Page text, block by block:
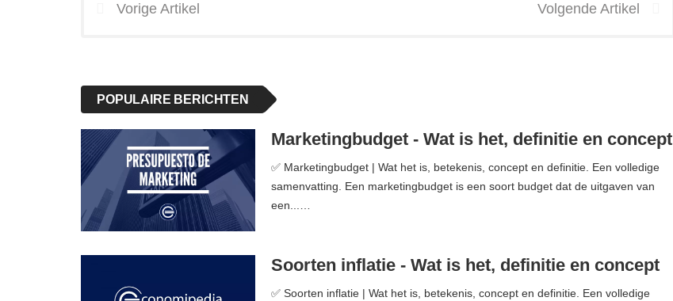
Vorige Artikel Volgende Artikel
POPULAIRE BERICHTEN
Marketingbudget - Wat is het, definitie en concept
✅ Marketingbudget | Wat het is, betekenis, concept en definitie. Een volledige
samenvatting. Een marketingbudget is een soort budget dat de uitgaven van
een...…
Soorten inflatie - Wat is het, definitie en concept
✅ Soorten inflatie | Wat het is, betekenis, concept en definitie. Een volledige